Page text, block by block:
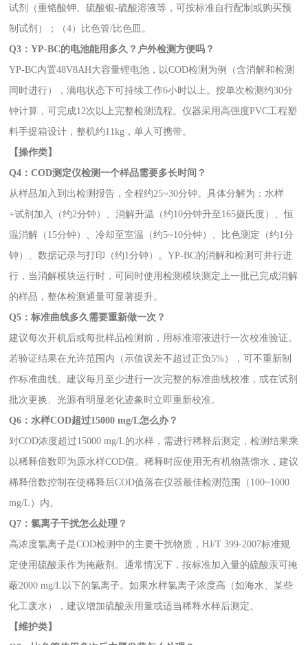
试剂（重铬酸钾、硫酸银-硫酸溶液等，可按标准自行配制或购买预
制试剂）；（4）比色管/比色皿。
Q3：YP-BC的电池能用多久？户外检测方便吗？
YP-BC内置48V8AH大容量锂电池，以COD检测为例（含消解和检测
同时进行），满电状态下可持续工作6小时以上。按单次检测约30分
钟计算，可完成12次以上完整检测流程。仪器采用高强度PVC工程塑
料手提箱设计，整机约11kg，单人可携带。
【操作类】
Q4：COD测定仪检测一个样品需要多长时间？
从样品加入到出检测报告，全程约25~30分钟。具体分解为：水样
+试剂加入（约2分钟）、消解升温（约10分钟升至165摄氏度）、恒
温消解（15分钟）、冷却至室温（约5~10分钟）、比色测定（约1分
钟）、数据记录与打印（约1分钟）。YP-BC的消解和检测可并行进
行，当消解模块运行时，可同时使用检测模块测定上一批已完成消解
的样品，整体检测通量可显著提升。
Q5：标准曲线多久需要重新做一次？
建议每次开机后或每批样品检测前，用标准溶液进行一次校准验证。
若验证结果在允许范围内（示值误差不超过正负5%），可不重新制
作标准曲线。建议每月至少进行一次完整的标准曲线校准，或在试剂
批次更换、光源有明显老化迹象时立即重新校准。
Q6：水样COD超过15000 mg/L怎么办？
对COD浓度超过15000 mg/L的水样，需进行稀释后测定，检测结果乘
以稀释倍数即为原水样COD值。稀释时应使用无有机物蒸馏水，建议
稀释倍数控制在使稀释后COD值落在仪器最佳检测范围（100~1000
mg/L）内。
Q7：氯离子干扰怎么处理？
高浓度氯离子是COD检测中的主要干扰物质，HJ/T 399-2007标准规
定使用硫酸汞作为掩蔽剂。通常情况下，按标准加入量的硫酸汞可掩
蔽2000 mg/L以下的氯离子。如果水样氯离子浓度高（如海水、某些
化工废水），建议增加硫酸汞用量或适当稀释水样后测定。
【维护类】